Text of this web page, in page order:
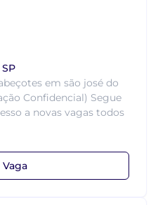
em são josé do
Confidencial) Segue
a novas vagas todos